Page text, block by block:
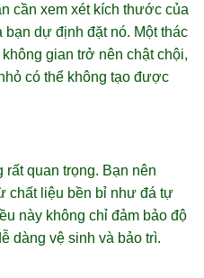
cần xem xét kích thước của
bạn dự định đặt nó. Một thác
gian trở nên chật chội,
có thể không tạo được
quan trọng. Bạn nên
chất liệu bền bỉ như đá tự
này không chỉ đảm bảo độ
dàng vệ sinh và bảo trì.